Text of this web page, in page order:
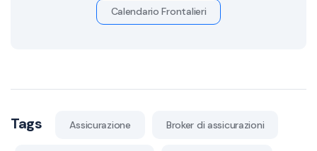
Calendario Frontalieri
Tags Assicurazione Broker di assicurazioni